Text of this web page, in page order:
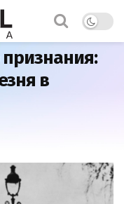
признания:
в